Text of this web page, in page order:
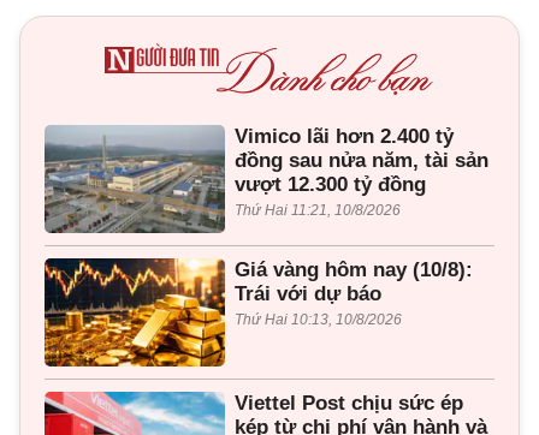
Vimico lãi hơn 2.400 tỷ
đồng sau nửa năm, tài sản
vượt 12.300 tỷ đồng
Thứ Hai 11:21, 10/8/2026
Giá vàng hôm nay (10/8):
Trái với dự báo
Thứ Hai 10:13, 10/8/2026
Viettel Post chịu sức ép
kép từ chi phí vận hành và